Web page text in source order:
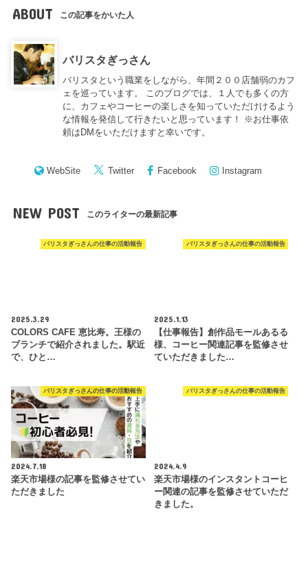
ABOUT この記事をかいた人
バリスタぎっさん
バリスタという職業をしながら、年間２００店舗弱のカフ
ェを巡っています。 このブログでは、１人でも多くの方
に、カフェやコーヒーの楽しさを知っていただけけるよう
な情報を発信して行きたいと思っています！ ※お仕事依
頼はDMをいただけますと幸いです。
WebSite Twitter Facebook Instagram
NEW POST このライターの最新記事
バリスタぎっさんの仕事の活動報告
2025.3.29
COLORS CAFE 恵比寿。王様の
ブランチで紹介されました。駅近
で、ひと…
バリスタぎっさんの仕事の活動報告
2025.1.13
【仕事報告】創作品モールあるる
様、コーヒー関連記事を監修させ
ていただきました…
バリスタぎっさんの仕事の活動報告
2024.7.18
楽天市場様の記事を監修させてい
ただきました
バリスタぎっさんの仕事の活動報告
2024.4.9
楽天市場様のインスタントコーヒ
ー関連の記事を監修させていただ
きました。